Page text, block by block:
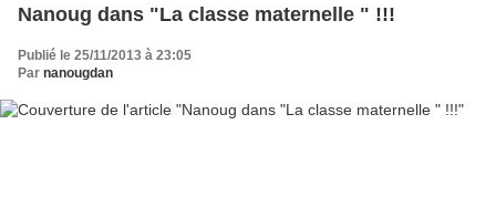
Nanoug dans "La classe maternelle " !!!
Publié le 25/11/2013 à 23:05
Par nanougdan